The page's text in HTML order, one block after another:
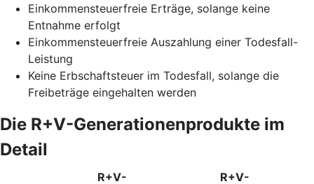
Einkommensteuerfreie Erträge, solange keine
Entnahme erfolgt
Einkommensteuerfreie Auszahlung einer Todesfall-
Leistung
Keine Erbschaftsteuer im Todesfall, solange die
Freibeträge eingehalten werden
Die R+V-Generationenprodukte im
Detail
R+V-
R+V-